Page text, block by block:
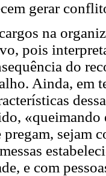
gerar
na
pois
do
Ainda, em
«queimando
sejam
e com